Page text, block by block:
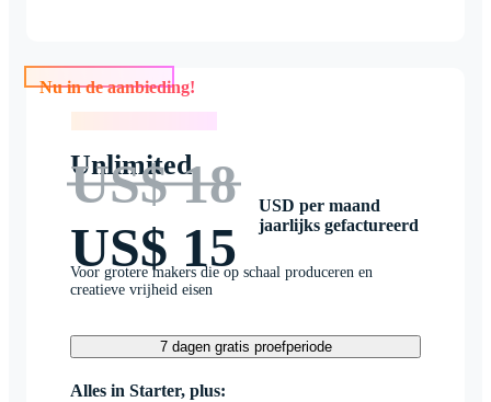
Nu in de aanbieding!
Unlimited
US$ 18
US$ 15
USD per maand
jaarlijks gefactureerd
Voor grotere makers die op schaal produceren en
creatieve vrijheid eisen
7 dagen gratis proefperiode
Alles in Starter, plus: